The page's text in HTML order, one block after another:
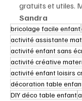
gratuits et utiles.
Sandra
bricolage facile enfant
activité assistante
activité enfant sans
activité créative
activité enfant loisirs
décoration table
DIY déco table enfant